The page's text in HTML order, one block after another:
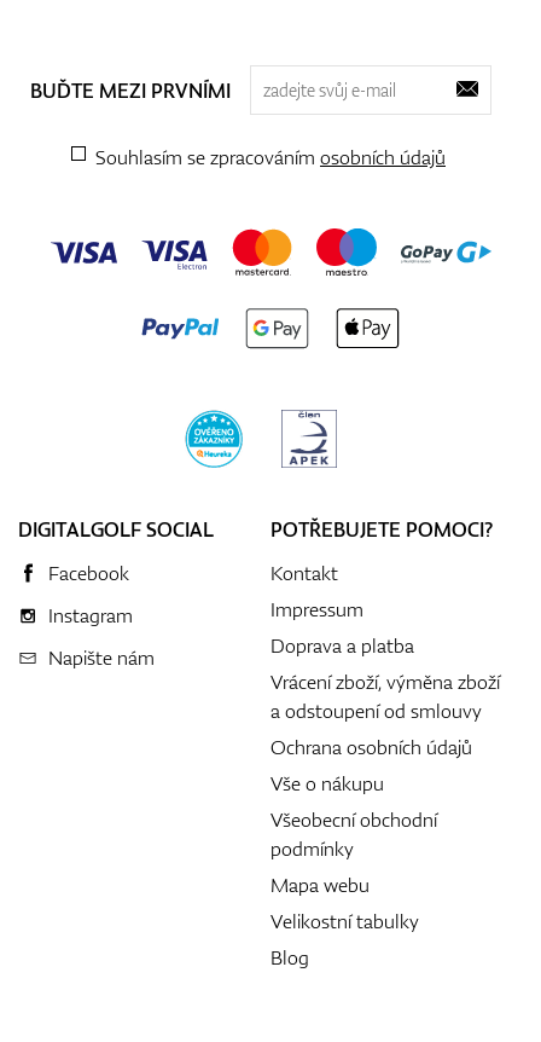
BUĎTE MEZI PRVNÍMI
Souhlasím se zpracováním osobních údajů
DIGITALGOLF SOCIAL
Facebook
Instagram
Napište nám
POTŘEBUJETE POMOCI?
Kontakt
Impressum
Doprava a platba
Vrácení zboží, výměna zboží
a odstoupení od smlouvy
Ochrana osobních údajů
Vše o nákupu
Všeobecní obchodní
podmínky
Mapa webu
Velikostní tabulky
Blog